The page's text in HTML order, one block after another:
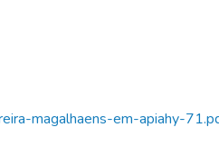
magalhaens-em-apiahy-